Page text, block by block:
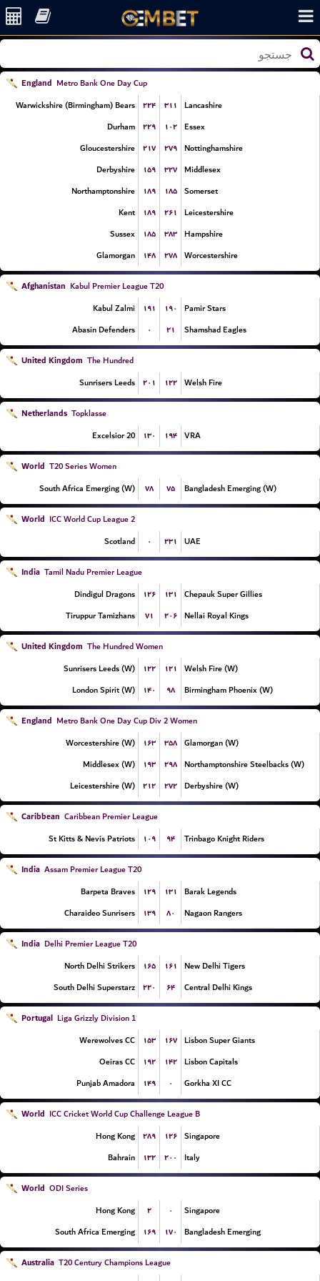
England Metro Bank One Day Cup
Warwickshire (Birmingham) Bears ۲۲۴ ۳۱۱
Lancashire
Durham ۲۲۹ ۱۰۲
Essex
Gloucestershire ۲۱۷ ۲۷۹
Nottinghamshire
Derbyshire
۱۵۹ ۳۲۷
Middlesex
Northamptonshire
۱۸۹ ۱۸۵ Somerset
Kent
۱۸۹ ۲۶۱
Leicestershire
Sussex
۱۸۵ ۳۸۳
Hampshire
Glamorgan
۱۴۸ ۲۷۸ Worcestershire
Afghanistan Kabul Premier League T20
Kabul Zalmi
۱۹۱ ۱۹۰
Pamir Stars
Abasin Defenders
۰ ۲۱ Shamshad Eagles
United Kingdom The Hundred
Sunrisers Leeds ۲۰۱ ۱۲۲ Welsh Fire
Netherlands Topklasse
Excelsior 20
۱۳۰ ۱۹۴ VRA
World T20 Series Women
South Africa Emerging (W)
۷۸ ۷۵ Bangladesh Emerging (W)
World ICC World Cup League 2
Scotland
۰ ۲۳۱ UAE
India Tamil Nadu Premier League
Dindigul Dragons
۱۲۶ ۱۳۱ Chepauk Super Gillies
Tiruppur Tamizhans
۷۱ ۲۰۶ Nellai Royal Kings
United Kingdom The Hundred Women
Sunrisers Leeds (W)
۱۲۲ ۱۲۱ Welsh Fire (W)
London Spirit (W)
۱۴۰ ۹۸ Birmingham Phoenix (W)
England Metro Bank One Day Cup Div 2 Women
Worcestershire (W)
۱۶۳ ۳۵۸ Glamorgan (W)
Middlesex (W)
۱۹۳ ۲۹۸
Northamptonshire Steelbacks (W)
Leicestershire (W) ۲۱۲ ۲۷۲ Derbyshire (W)
Caribbean Caribbean Premier League
St Kitts & Nevis Patriots
۱۰۹ ۹۴ Trinbago Knight Riders
India Assam Premier League T20
Barpeta Braves
۱۲۹ ۱۳۱
Barak Legends
Charaideo Sunrisers
۱۳۹ ۸۰ Nagaon Rangers
India Delhi Premier League T20
North Delhi Strikers
۱۶۵ ۱۶۱
New Delhi Tigers
South Delhi Superstarz ۲۲۰ ۶۴ Central Delhi Kings
Portugal Liga Grizzly Division 1
Werewolves CC
۱۵۳ ۱۶۷
Lisbon Super Giants
Oeiras CC
۱۹۲ ۱۴۲
Lisbon Capitals
Punjab Amadora
۱۴۹ ۰ Gorkha XI CC
World ICC Cricket World Cup Challenge League B
Hong Kong ۲۸۹ ۱۲۶ Singapore
Bahrain
۱۳۲ ۲۰۰ Italy
World ODI Series
Hong Kong
۲ ۰
Singapore
South Africa Emerging
۱۶۹ ۱۷۰ Bangladesh Emerging
Australia T20 Century Champions League